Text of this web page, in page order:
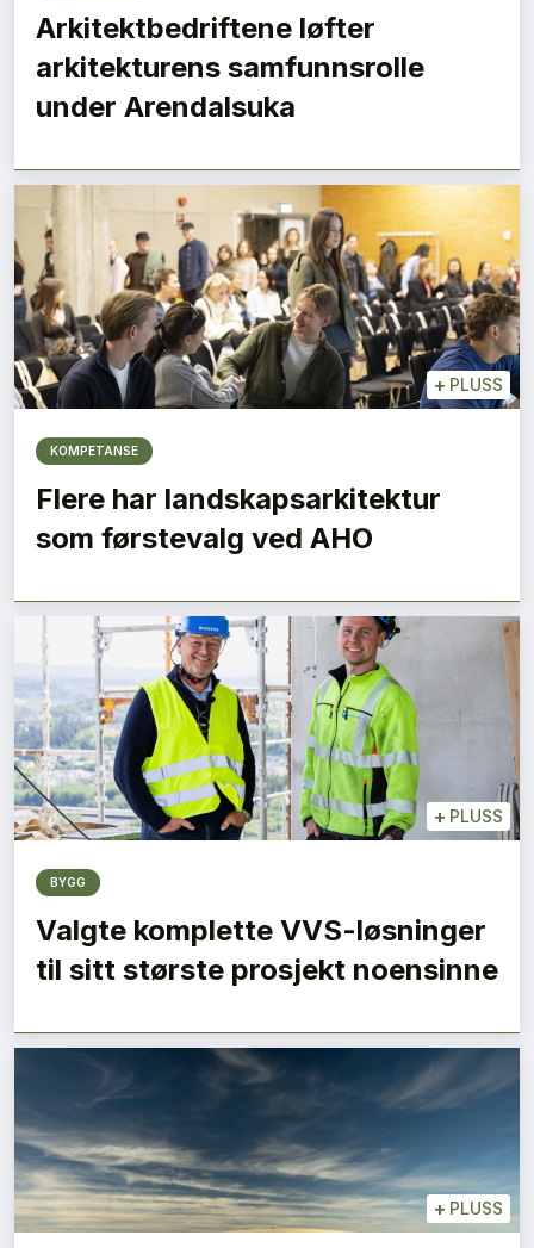
Arkitektbedriftene løfter
arkitekturens samfunnsrolle
under Arendalsuka
+ PLUSS
KOMPETANSE
Flere har landskapsarkitektur
som førstevalg ved AHO
+ PLUSS
BYGG
Valgte komplette VVS-løsninger
til sitt største prosjekt noensinne
+ PLUSS